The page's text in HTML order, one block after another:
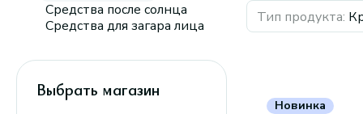
Средства после солнца
Средства для загара лица
Выбрать магазин
Тип продукта:
Новинка